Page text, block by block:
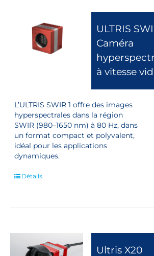
ULTRIS
Caméra
à vitesse
L’ULTRIS SWIR 1 offre des images
hyperspectrales dans la région
SWIR (980–1650 nm) à 80 Hz, dans
un format compact et polyvalent,
idéal pour les applications
dynamiques.
Détails
Ultris X20